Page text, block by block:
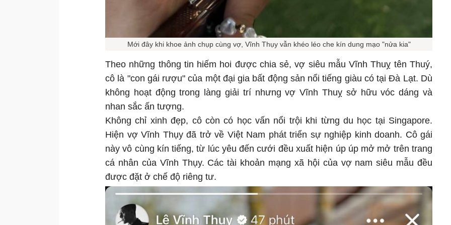
Mới đây khi khoe ảnh chụp cùng vợ, Vĩnh Thụy vẫn khéo léo che kín dung mạo "nửa kia"
Theo những thông tin hiếm hoi được chia sẻ, vợ siêu mẫu Vĩnh Thuỵ tên Thuý,
cô là "con gái rượu" của một đại gia bất động sản nổi tiếng giàu có tại Đà Lạt. Dù
không hoạt động trong làng giải trí nhưng vợ Vĩnh Thuỵ sở hữu vóc dáng và
nhan sắc ấn tượng.
Không chỉ xinh đẹp, cô còn có học vấn nổi trội khi từng du học tại Singapore.
Hiện vợ Vĩnh Thụy đã trở về Việt Nam phát triển sự nghiệp kinh doanh. Cô gái
này vô cùng kín tiếng, từ lúc yêu đến cưới đều xuất hiện úp úp mở mở trên trang
cá nhân của Vĩnh Thụy. Các tài khoản mạng xã hội của vợ nam siêu mẫu đều
được đặt ở chế độ riêng tư.